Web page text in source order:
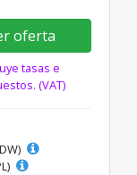
oferta
tasas e
(VAT)